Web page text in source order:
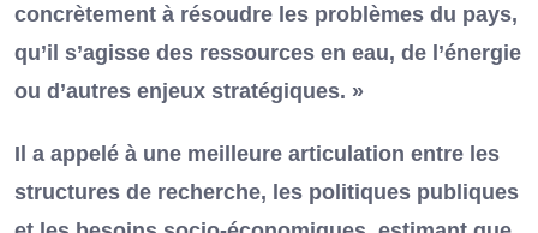
concrètement à résoudre les problèmes du pays,
qu’il s’agisse des ressources en eau, de l’énergie
ou d’autres enjeux stratégiques. »
Il a appelé à une meilleure articulation entre les
structures de recherche, les politiques publiques